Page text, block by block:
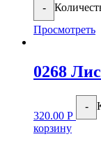
-
Просмотреть
0268
320.00 Р
-
корзину